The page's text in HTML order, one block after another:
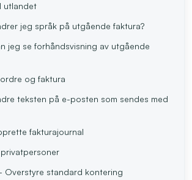
utlandet
jeg språk på utgående faktura?
jeg se forhåndsvisning av utgående
og faktura
teksten på e-posten som sendes med
fakturajournal
Overstyre standard kontering